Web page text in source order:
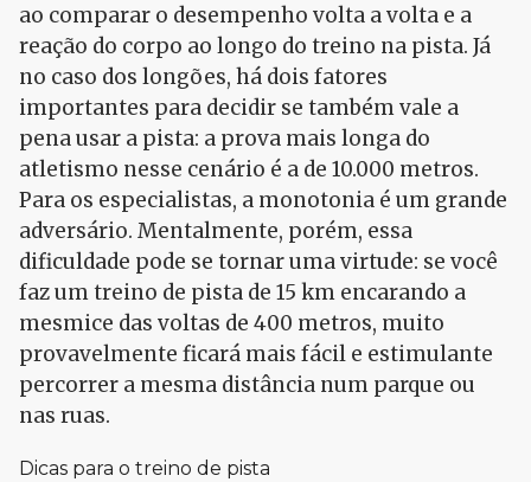
ao comparar o desempenho volta a volta e a
reação do corpo ao longo do treino na pista. Já
no caso dos longões, há dois fatores
importantes para decidir se também vale a
pena usar a pista: a prova mais longa do
atletismo nesse cenário é a de 10.000 metros.
Para os especialistas, a monotonia é um grande
adversário. Mentalmente, porém, essa
dificuldade pode se tornar uma virtude: se você
faz um treino de pista de 15 km encarando a
mesmice das voltas de 400 metros, muito
provavelmente ficará mais fácil e estimulante
percorrer a mesma distância num parque ou
nas ruas.
Dicas para o treino de pista